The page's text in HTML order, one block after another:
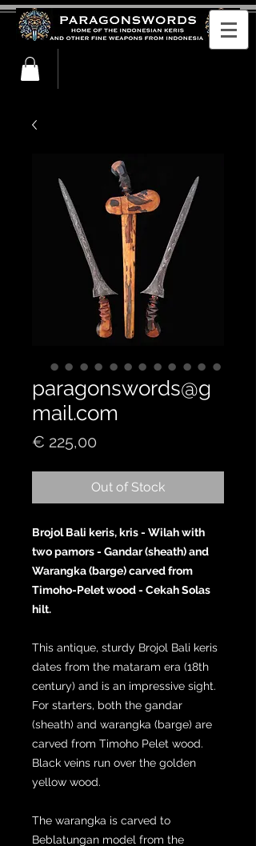
paragonswords@g
mail.com
€ 225,00
Out of Stock
Brojol Bali keris, kris - Wilah with
two pamors - Gandar (sheath) and
Warangka (barge) carved from
Timoho-Pelet wood - Cekah Solas
hilt.
This antique, sturdy Brojol Bali keris
dates from the mataram era (18th
century) and is an impressive sight.
For starters, both the gandar
(sheath) and warangka (barge) are
carved from Timoho Pelet wood.
Black veins run over the golden
yellow wood.
The warangka is carved to
Beblatungan model from the